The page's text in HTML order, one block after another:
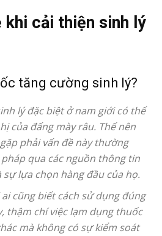
khi cải thiện sinh lý
tăng cường sinh lý?
lý đặc biệt ở nam giới có thể
của đấng mày râu. Thế nên
phải vấn đề này thường
qua các nguồn thông tin
lựa chọn hàng đầu của họ.
cũng biết cách sử dụng đúng
thậm chí việc lạm dụng thuốc
mà không có sự kiểm soát